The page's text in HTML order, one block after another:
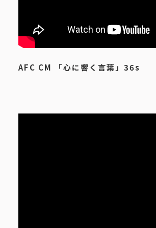
AFC CM 「心に響く言葉」36s